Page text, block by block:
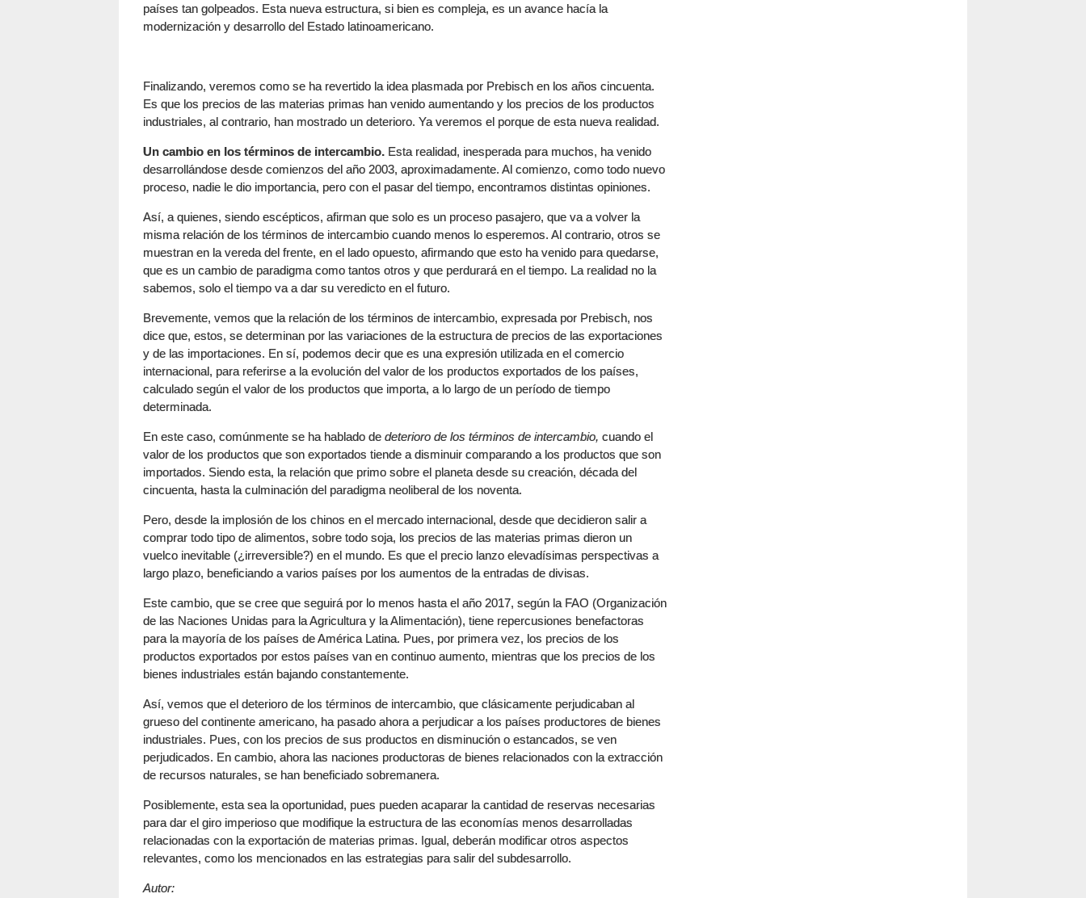
países tan golpeados. Esta nueva estructura, si bien es compleja, es un avance hacía la
modernización y desarrollo del Estado latinoamericano.
Finalizando, veremos como se ha revertido la idea plasmada por Prebisch en los años cincuenta.
Es que los precios de las materias primas han venido aumentando y los precios de los productos
industriales, al contrario, han mostrado un deterioro. Ya veremos el porque de esta nueva realidad.
Un cambio en los términos de intercambio. Esta realidad, inesperada para muchos, ha venido
desarrollándose desde comienzos del año 2003, aproximadamente. Al comienzo, como todo nuevo
proceso, nadie le dio importancia, pero con el pasar del tiempo, encontramos distintas opiniones.
Así, a quienes, siendo escépticos, afirman que solo es un proceso pasajero, que va a volver la
misma relación de los términos de intercambio cuando menos lo esperemos. Al contrario, otros se
muestran en la vereda del frente, en el lado opuesto, afirmando que esto ha venido para quedarse,
que es un cambio de paradigma como tantos otros y que perdurará en el tiempo. La realidad no la
sabemos, solo el tiempo va a dar su veredicto en el futuro.
Brevemente, vemos que la relación de los términos de intercambio, expresada por Prebisch, nos
dice que, estos, se determinan por las variaciones de la estructura de precios de las exportaciones
y de las importaciones. En sí, podemos decir que es una expresión utilizada en el comercio
internacional, para referirse a la evolución del valor de los productos exportados de los países,
calculado según el valor de los productos que importa, a lo largo de un período de tiempo
determinada.
En este caso, comúnmente se ha hablado de deterioro de los términos de intercambio, cuando el
valor de los productos que son exportados tiende a disminuir comparando a los productos que son
importados. Siendo esta, la relación que primo sobre el planeta desde su creación, década del
cincuenta, hasta la culminación del paradigma neoliberal de los noventa.
Pero, desde la implosión de los chinos en el mercado internacional, desde que decidieron salir a
comprar todo tipo de alimentos, sobre todo soja, los precios de las materias primas dieron un
vuelco inevitable (¿irreversible?) en el mundo. Es que el precio lanzo elevadísimas perspectivas a
largo plazo, beneficiando a varios países por los aumentos de la entradas de divisas.
Este cambio, que se cree que seguirá por lo menos hasta el año 2017, según la FAO (Organización
de las Naciones Unidas para la Agricultura y la Alimentación), tiene repercusiones benefactoras
para la mayoría de los países de América Latina. Pues, por primera vez, los precios de los
productos exportados por estos países van en continuo aumento, mientras que los precios de los
bienes industriales están bajando constantemente.
Así, vemos que el deterioro de los términos de intercambio, que clásicamente perjudicaban al
grueso del continente americano, ha pasado ahora a perjudicar a los países productores de bienes
industriales. Pues, con los precios de sus productos en disminución o estancados, se ven
perjudicados. En cambio, ahora las naciones productoras de bienes relacionados con la extracción
de recursos naturales, se han beneficiado sobremanera.
Posiblemente, esta sea la oportunidad, pues pueden acaparar la cantidad de reservas necesarias
para dar el giro imperioso que modifique la estructura de las economías menos desarrolladas
relacionadas con la exportación de materias primas. Igual, deberán modificar otros aspectos
relevantes, como los mencionados en las estrategias para salir del subdesarrollo.
Autor: